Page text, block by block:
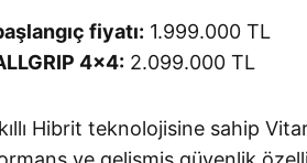
fiyatı: 1.999.000 TL
4×4: 2.099.000 TL
Hibrit teknolojisine sahip